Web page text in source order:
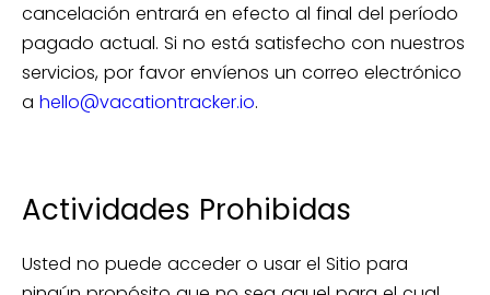
cancelación entrará en efecto al final del período
pagado actual. Si no está satisfecho con nuestros
servicios, por favor envíenos un correo electrónico
a hello@vacationtracker.io.
Actividades Prohibidas
Usted no puede acceder o usar el Sitio para